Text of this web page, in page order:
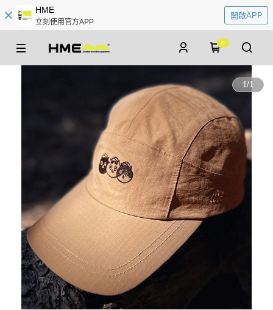
HME
立刻使用官方APP
開啟APP
0
1/1